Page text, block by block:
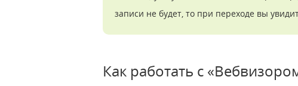
записи не будет, то при переходе вы
Как работать с